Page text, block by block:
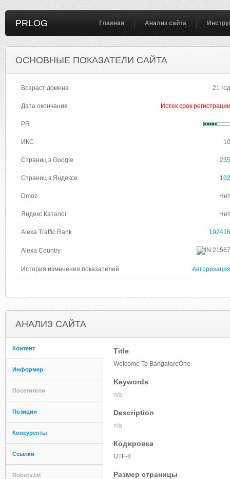
PRLOG Главная Анализ сайта
ОСНОВНЫЕ ПОКАЗАТЕЛИ САЙТА
Возраст домена 21 год
Дата окончания Истек срок регистрации
PR
ИКС 10
Страниц в Google 235
Страниц в Яндексе 102
Dmoz Нет
Яндекс Каталог Нет
Alexa Traffic Rank 192416
Alexa Country 21567
История изменения показателей Авторизация
АНАЛИЗ САЙТА
Контент
Информер
Посетители
Позиции
Конкуренты
Ссылки
Robots.txt
Title
Welcome To BangaloreOne
Keywords
n/a
Description
n/a
Кодировка
UTF-8
Размер страницы